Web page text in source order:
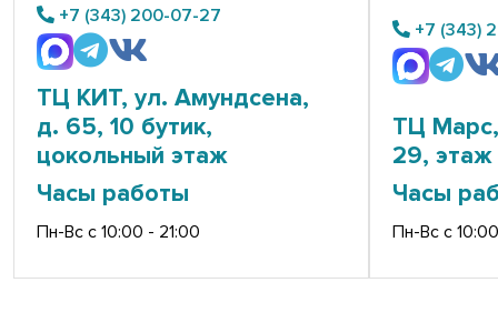
+7 (343) 200-07-27
ТЦ КИТ, ул. Амундсена,
д. 65, 10 бутик,
цокольный этаж
Часы работы
Пн-Вс с 10:00 - 21:00
+7 (343)
ТЦ
29, этаж
Часы
Пн-Вс с